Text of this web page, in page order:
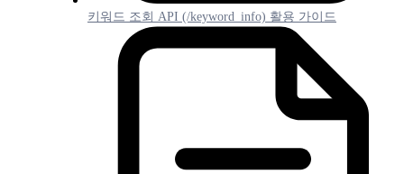
키워드 조회 API (/keyword_info) 활용 가이드